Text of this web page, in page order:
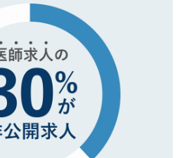
関してもご安心ください。